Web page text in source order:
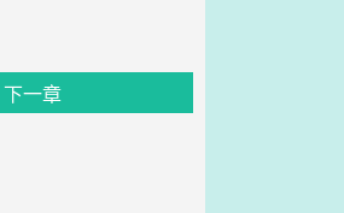
下一章